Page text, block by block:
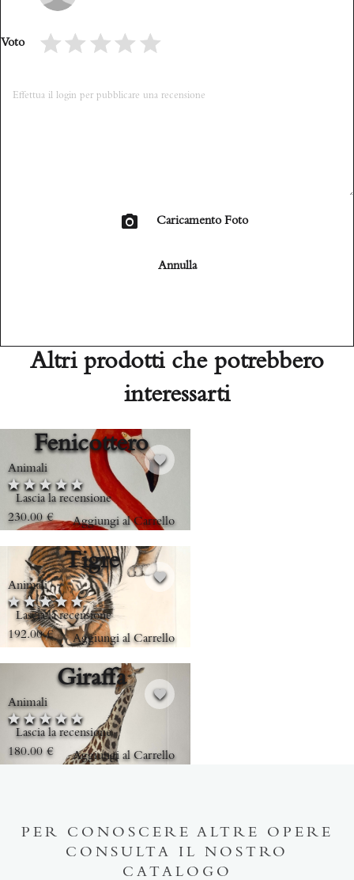
Voto
Caricamento Foto
Annulla
Altri prodotti che potrebbero
interessarti
Fenicottero
Animali
Lascia la recensione
€
230.00 Aggiungi al Carrello
Tigre
Animali
Lascia la recensione
€
192.00 Aggiungi al Carrello
Giraffa
Animali
Lascia la recensione
€
180.00 Aggiungi al Carrello
PER CONOSCERE ALTRE OPERE
CONSULTA IL NOSTRO
CATALOGO